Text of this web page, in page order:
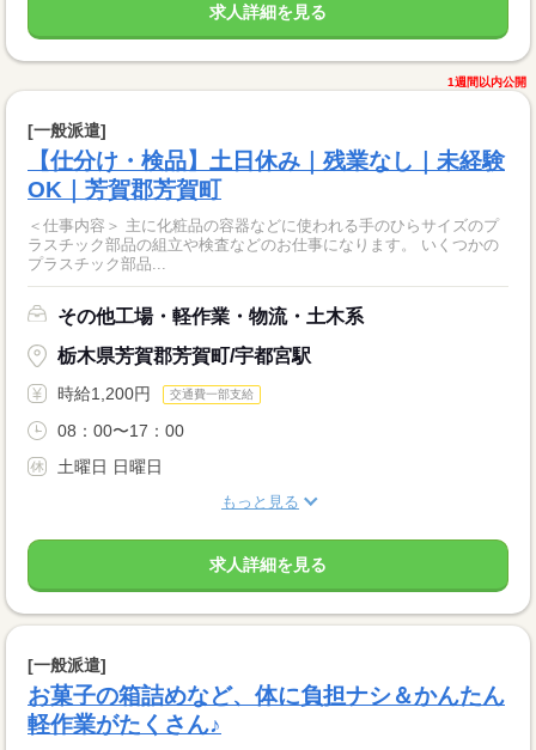
求人詳細を見る
1週間以内公開
[一般派遣]
【仕分け・検品】土日休み｜残業なし｜未経験
OK｜芳賀郡芳賀町
＜仕事内容＞ 主に化粧品の容器などに使われる手のひらサイズのプ
ラスチック部品の組立や検査などのお仕事になります。 いくつかの
プラスチック部品...
その他工場・軽作業・物流・土木系
栃木県芳賀郡芳賀町/宇都宮駅
時給1,200円 交通費一部支給
08：00〜17：00
土曜日 日曜日
もっと見る
求人詳細を見る
[一般派遣]
お菓子の箱詰めなど、体に負担ナシ＆かんたん
軽作業がたくさん♪